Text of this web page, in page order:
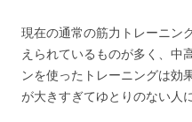
現在の通常の筋力トレーニン
えられているものが多く、中
ンを使ったトレーニングは効
が大きすぎてゆとりのない人